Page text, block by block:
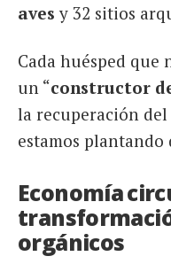
aves y 32 sitios
Cada huésped que
un “constructor
la recuperación
estamos plantando
Economía
orgánicos